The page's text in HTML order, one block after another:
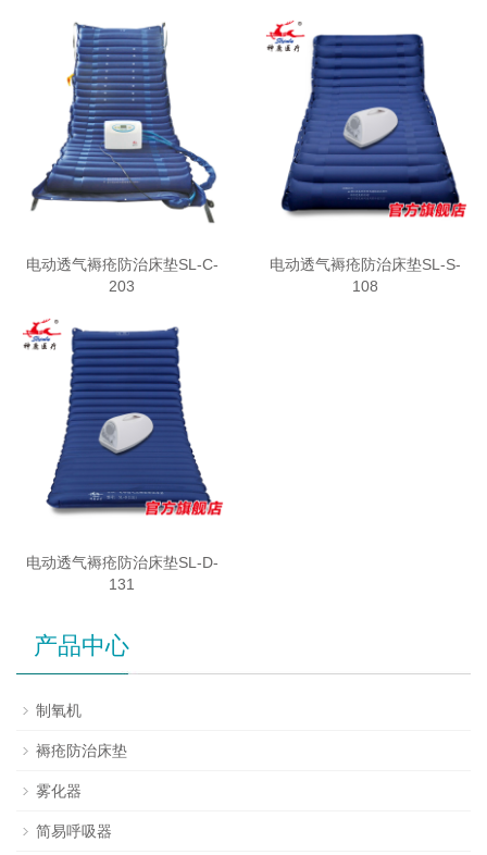
电动透气褥疮防治床垫SL-C-
203
电动透气褥疮防治床垫SL-S-
108
电动透气褥疮防治床垫SL-D-
131
产品中心
制氧机
褥疮防治床垫
雾化器
简易呼吸器